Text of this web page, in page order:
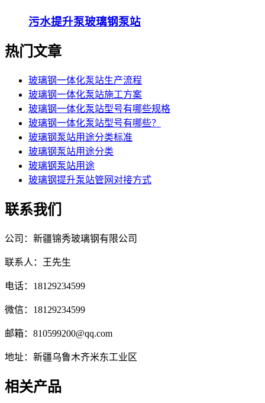
污水提升泵玻璃钢泵站
热门文章
玻璃钢一体化泵站生产流程
玻璃钢一体化泵站施工方案
玻璃钢一体化泵站型号有哪些规格
玻璃钢一体化泵站型号有哪些？
玻璃钢泵站用途分类标准
玻璃钢泵站用途分类
玻璃钢泵站用途
玻璃钢提升泵站管网对接方式
联系我们
公司：新疆锦秀玻璃钢有限公司
联系人：王先生
电话：18129234599
微信：18129234599
邮箱：810599200@qq.com
地址：新疆乌鲁木齐米东工业区
相关产品